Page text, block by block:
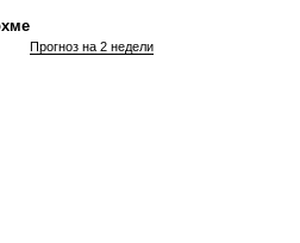
Прогноз на 2 недели